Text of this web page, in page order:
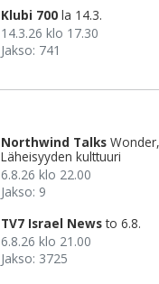
Klubi 700 la 14.3.
14.3.26 klo 17.30
Jakso: 741
Northwind Talks
Läheisyyden kulttuuri
6.8.26 klo 22.00
Jakso: 9
TV7 Israel News to 6.8.
6.8.26 klo 21.00
Jakso: 3725